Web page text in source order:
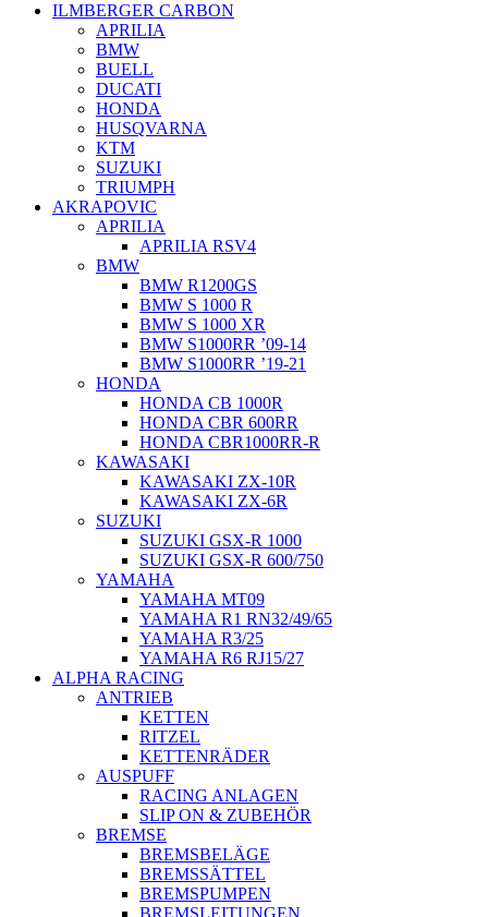
ILMBERGER CARBON
APRILIA
BMW
BUELL
DUCATI
HONDA
HUSQVARNA
KTM
SUZUKI
TRIUMPH
AKRAPOVIC
APRILIA
APRILIA RSV4
BMW
BMW R1200GS
BMW S 1000 R
BMW S 1000 XR
BMW S1000RR ’09-14
BMW S1000RR ’19-21
HONDA
HONDA CB 1000R
HONDA CBR 600RR
HONDA CBR1000RR-R
KAWASAKI
KAWASAKI ZX-10R
KAWASAKI ZX-6R
SUZUKI
SUZUKI GSX-R 1000
SUZUKI GSX-R 600/750
YAMAHA
YAMAHA MT09
YAMAHA R1 RN32/49/65
YAMAHA R3/25
YAMAHA R6 RJ15/27
ALPHA RACING
ANTRIEB
KETTEN
RITZEL
KETTENRÄDER
AUSPUFF
RACING ANLAGEN
SLIP ON & ZUBEHÖR
BREMSE
BREMSBELÄGE
BREMSSÄTTEL
BREMSPUMPEN
BREMSLEITUNGEN